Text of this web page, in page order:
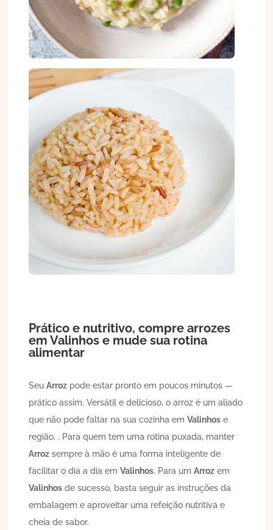
Prático e nutritivo, compre arrozes
emValinhos e mude sua rotina
alimentar
SeuArroz pode estar pronto em poucos minutos —
prático assim. Versátil e delicioso, o arroz é um aliado
que não pode faltar na sua cozinha emValinhos e
região. . Para quem tem uma rotina puxada, manter
Arroz sempre à mão é uma forma inteligente de
facilitar o dia a dia emValinhos. Para umArroz em
Valinhos de sucesso, basta seguir as instruções da
embalagem e aproveitar uma refeição nutritiva e
cheia de sabor.